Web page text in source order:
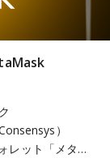
）
レット「メタ…